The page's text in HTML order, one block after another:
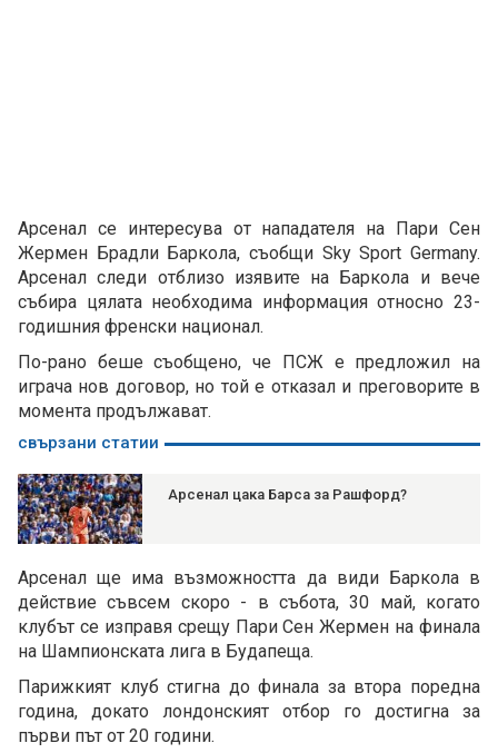
Арсенал се интересува от нападателя на Пари Сен
Жермен Брадли Баркола, съобщи Sky Sport Germany.
Арсенал следи отблизо изявите на Баркола и вече
събира цялата необходима информация относно 23-
годишния френски национал.
По-рано беше съобщено, че ПСЖ е предложил на
играча нов договор, но той е отказал и преговорите в
момента продължават.
свързани статии
Арсенал цака Барса за Рашфорд?
Арсенал ще има възможността да види Баркола в
действие съвсем скоро - в събота, 30 май, когато
клубът се изправя срещу Пари Сен Жермен на финала
на Шампионската лига в Будапеща.
Парижкият клуб стигна до финала за втора поредна
година, докато лондонският отбор го достигна за
първи път от 20 години.